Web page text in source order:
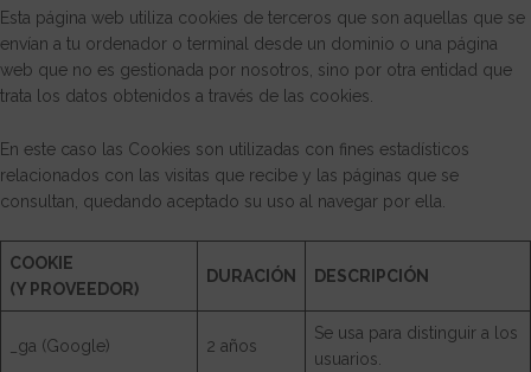
Esta página web utiliza cookies de terceros que son aquellas que se
envían a tu ordenador o terminal desde un dominio o una página
web que no es gestionada por nosotros, sino por otra entidad que
trata los datos obtenidos a través de las cookies.
En este caso las Cookies son utilizadas con fines estadísticos
relacionados con las visitas que recibe y las páginas que se
consultan, quedando aceptado su uso al navegar por ella.
COOKIE
(Y PROVEEDOR)
DURACIÓN DESCRIPCIÓN
_ga (Google) 2 años
Se usa para distinguir a los
usuarios.